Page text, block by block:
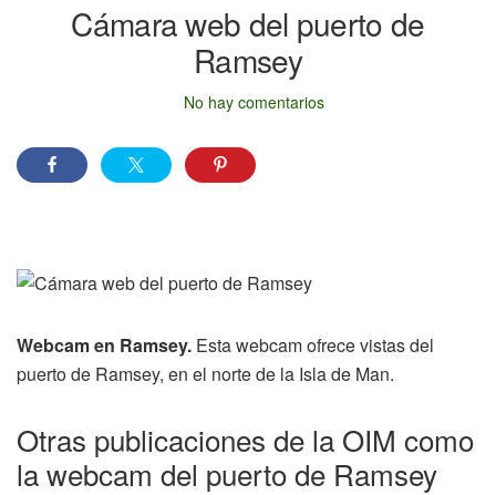
Cámara web del puerto de
Ramsey
No hay comentarios
Webcam en Ramsey. Esta webcam ofrece vistas del
puerto de Ramsey, en el norte de la Isla de Man.
Otras publicaciones de la OIM como
la webcam del puerto de Ramsey